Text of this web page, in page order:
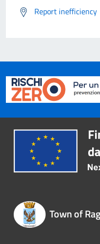
Report inefficiency
Town of